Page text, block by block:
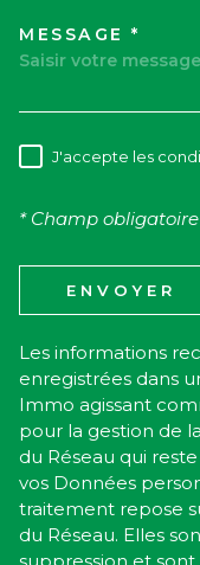
MESSAGE *
J'accepte les
* Champ obligatoire
ENVOYER
Les informations
enregistrées dans
Immo agissant
pour la gestion de
du Réseau qui
vos Données
traitement repose
du Réseau. Elles